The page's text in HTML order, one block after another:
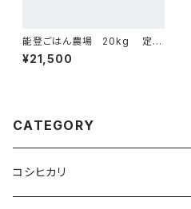
能登ごはん農場 20kg 定期
配送コース
¥21,500
CATEGORY
コシヒカリ